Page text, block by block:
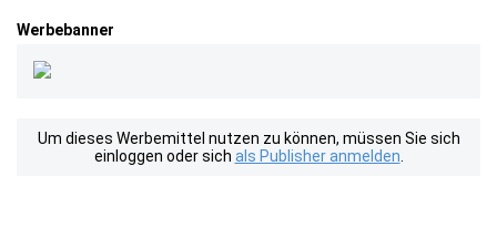
Werbebanner
Um dieses Werbemittel nutzen zu können, müssen Sie sich
einloggen oder sich als Publisher anmelden